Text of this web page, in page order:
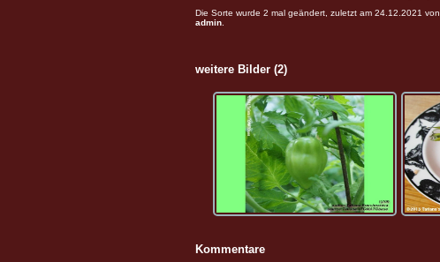
Die Sorte wurde 2 mal geändert, zuletzt am 24.12.2021 von
admin
weitere Bilder (2)
Kommentare